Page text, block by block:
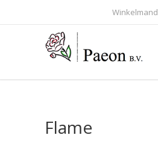
Winkelmand
Flame